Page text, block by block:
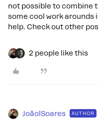
not possible to combine
some cool work
help. Check out other
2 people like this
JoãolSoares AUTHOR